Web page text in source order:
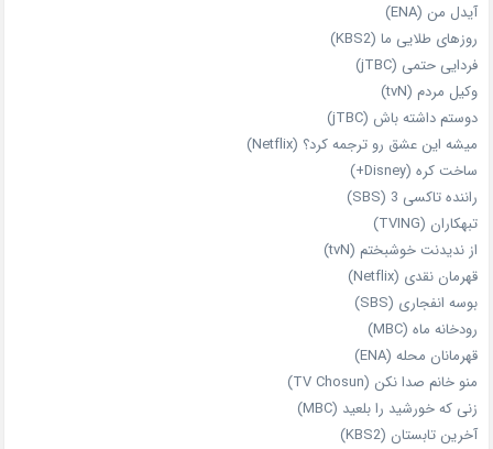
آیدل من (ENA)
روزهای طلایی ما (KBS2)
فردایی حتمی (jTBC)
وکیل مردم (tvN)
دوستم داشته باش (jTBC)
میشه این عشق رو ترجمه کرد؟ (Netflix)
ساخت کره (Disney+)
راننده تاکسی 3 (SBS)
تبهکاران (TVING)
از ندیدنت خوشبختم (tvN)
قهرمان نقدی (Netflix)
بوسه انفجاری (SBS)
رودخانه ماه (MBC)
قهرمانان محله (ENA)
منو خانم صدا نکن (TV Chosun)
زنی که خورشید را بلعید (MBC)
آخرین تابستان (KBS2)